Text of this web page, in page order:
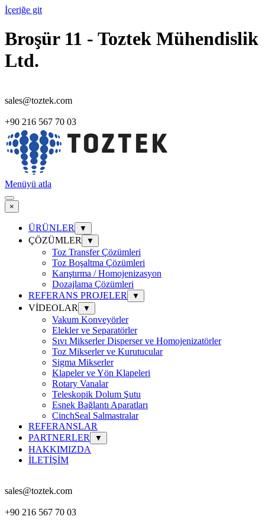
İçeriğe git
Broşür 11 - Toztek Mühendislik
Ltd.
sales@toztek.com
+90 216 567 70 03
Menüyü atla
×
ÜRÜNLER ▼
ÇÖZÜMLER ▼
Toz Transfer Çözümleri
Toz Boşaltma Çözümleri
Karıştırma / Homojenizasyon
Dozajlama Çözümleri
REFERANS PROJELER
▼
VİDEOLAR ▼
Vakum Konveyörler
Elekler ve Separatörler
Sıvı Mikserler Disperser ve Homojenizatörler
Toz Mikserler ve Kurutucular
Sigma Mikserler
Klapeler ve Yön Klapeleri
Rotary Vanalar
Teleskopik Dolum Şutu
Esnek Bağlantı Aparatları
CinchSeal Salmastralar
REFERANSLAR
PARTNERLER
▼
HAKKIMIZDA
İLETİŞİM
sales@toztek.com
+90 216 567 70 03